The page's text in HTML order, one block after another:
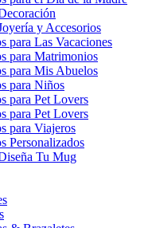
y Accesorios
para Las Vacaciones
para Matrimonios
para Mis Abuelos
para Niños
para Pet Lovers
para Pet Lovers
para Viajeros
Personalizados
Tu Mug